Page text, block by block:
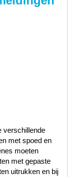
verschillende
met spoed en
moeten
met gepaste
uitrukken en bij